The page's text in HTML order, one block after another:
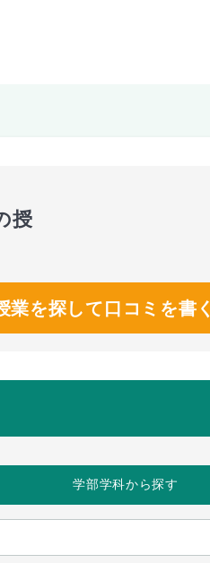
授
業を探して口コミを書く
学部学科から探す